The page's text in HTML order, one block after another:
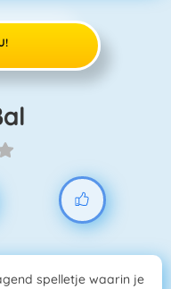
spelletje waarin je